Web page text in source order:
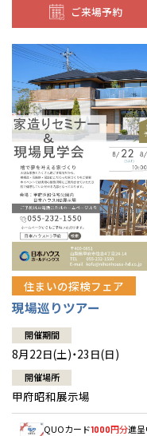
ご来場予約
住まいの探検フェア
現場巡りツアー
開催期間
8月22日(土)・23日(日)
開催場所
甲府昭和展示場
QUOカード1000円分進呈